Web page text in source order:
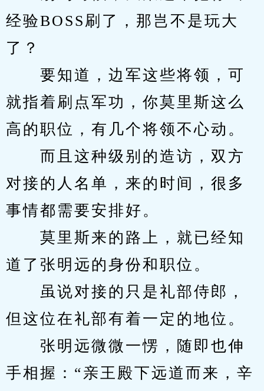
经验BOSS刷了，那岂不是玩大
了？
要知道，边军这些将领，可
就指着刷点军功，你莫里斯这么
高的职位，有几个将领不心动。
而且这种级别的造访，双方
对接的人名单，来的时间，很多
事情都需要安排好。
莫里斯来的路上，就已经知
道了张明远的身份和职位。
虽说对接的只是礼部侍郎，
但这位在礼部有着一定的地位。
张明远微微一愣，随即也伸
手相握：“亲王殿下远道而来，辛